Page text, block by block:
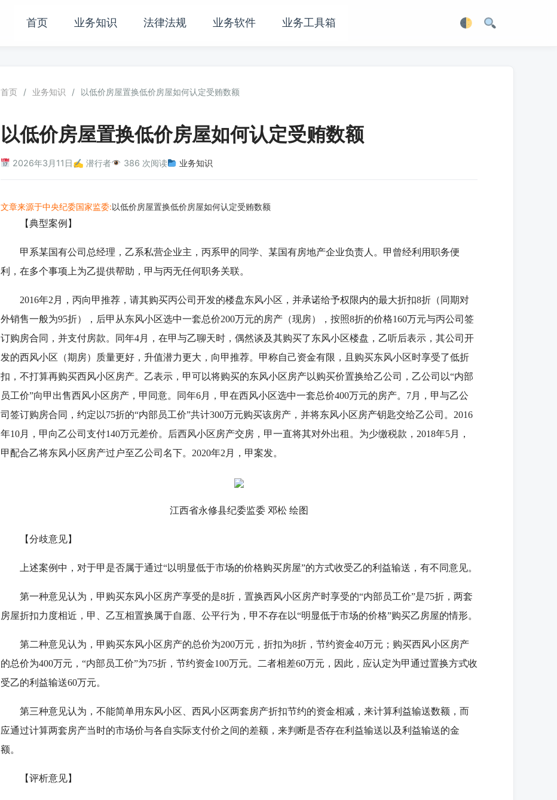
首页 业务知识 法律法规 业务软件 业务工具箱
首页 / 业务知识 / 以低价房屋置换低价房屋如何认定受贿数额
以低价房屋置换低价房屋如何认定受贿数额
2026年3月11日✍️ 潜行者 386 次阅读 业务知识
文章来源于中央纪委国家监委:以低价房屋置换低价房屋如何认定受贿数额
【典型案例】
甲系某国有公司总经理，乙系私营企业主，丙系甲的同学、某国有房地产企业负责人。甲曾经利用职务便
利，在多个事项上为乙提供帮助，甲与丙无任何职务关联。
2016年2月，丙向甲推荐，请其购买丙公司开发的楼盘东风小区，并承诺给予权限内的最大折扣8折（同期对
外销售一般为95折），后甲从东风小区选中一套总价200万元的房产（现房），按照8折的价格160万元与丙公司签
订购房合同，并支付房款。同年4月，在甲与乙聊天时，偶然谈及其购买了东风小区楼盘，乙听后表示，其公司开
发的西风小区（期房）质量更好，升值潜力更大，向甲推荐。甲称自己资金有限，且购买东风小区时享受了低折
扣，不打算再购买西风小区房产。乙表示，甲可以将购买的东风小区房产以购买价置换给乙公司，乙公司以“内部
员工价”向甲出售西风小区房产，甲同意。同年6月，甲在西风小区选中一套总价400万元的房产。7月，甲与乙公
司签订购房合同，约定以75折的“内部员工价”共计300万元购买该房产，并将东风小区房产钥匙交给乙公司。2016
年10月，甲向乙公司支付140万元差价。后西风小区房产交房，甲一直将其对外出租。为少缴税款，2018年5月，
甲配合乙将东风小区房产过户至乙公司名下。2020年2月，甲案发。
江西省永修县纪委监委 邓松 绘图
【分歧意见】
上述案例中，对于甲是否属于通过“以明显低于市场的价格购买房屋”的方式收受乙的利益输送，有不同意见。
第一种意见认为，甲购买东风小区房产享受的是8折，置换西风小区房产时享受的“内部员工价”是75折，两套
房屋折扣力度相近，甲、乙互相置换属于自愿、公平行为，甲不存在以“明显低于市场的价格”购买乙房屋的情形。
第二种意见认为，甲购买东风小区房产的总价为200万元，折扣为8折，节约资金40万元；购买西风小区房产
的总价为400万元，“内部员工价”为75折，节约资金100万元。二者相差60万元，因此，应认定为甲通过置换方式收
受乙的利益输送60万元。
第三种意见认为，不能简单用东风小区、西风小区两套房产折扣节约的资金相减，来计算利益输送数额，而
应通过计算两套房产当时的市场价与各自实际支付价之间的差额，来判断是否存在利益输送以及利益输送的金
额。
【评析意见】